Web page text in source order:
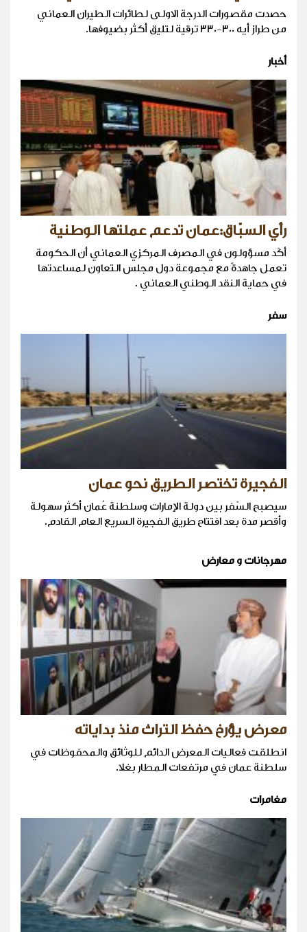
حصدت مقصورات الدرجة الاولى لطائرات الطيران العماني
من طراز أيه 300-330 ترقية لتليق أكثر بضيوفها.
أخبار
رأي السبّاق:عمان تدعم عملتها الوطنية
أكّد مسؤولون في المصرف المركزي العماني أن الحكومة
تعمل جاهدةً مع مجموعة دول مجلس التعاون لمساعدتها
في حماية النقد الوطني العماني .
سفر
الفجيرة تختصر الطريق نحو عمان
سيصبح السّفر بين دولة الإمارات وسلطنة عُمان أكثر سهولة
وأقصر مدة بعد افتتاح طريق الفجيرة السريع العام القادم.
مهرجانات و معارض
معرض يؤرخ حفظ التراث منذ بداياته
انطلقت فعاليات المعرض الدائم للوثائق والمحفوظات في
سلطنة عمان في مرتفعات المطار بغلا.
مغامرات